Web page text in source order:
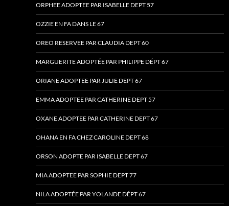
ORPHEE ADOPTEE PAR ISABELLE DEPT 57
OZZIE EN FA DANS LE 67
OREO RESERVEE PAR CLAUDIA DEPT 60
MARGUERITE ADOPTÉE PAR PHILIPPE DÉPT 67
ORIANE ADOPTEE PAR JULIE DEPT 67
EMMA ADOPTEE PAR CATHERINE DEPT 57
OXANE ADOPTEE PAR CATHERINE DEPT 67
OHANA EN FA CHEZ CAROLINE DEPT 68
ORSON ADOPTE PAR ISABELLE DEPT 67
MIA ADOPTEE PAR SOPHIE DEPT 77
NILA ADOPTÉE PAR YOLANDE DÉPT 67